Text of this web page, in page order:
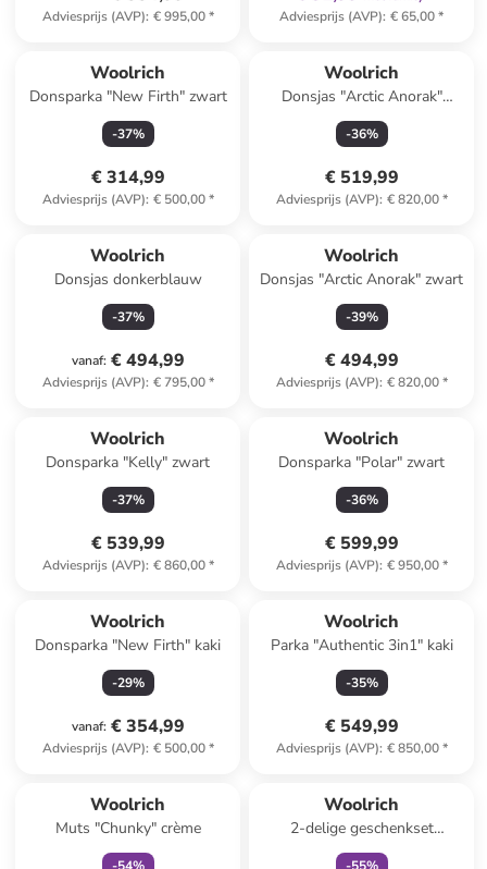
Adviesprijs (AVP): € 995,00*
Adviesprijs (AVP): € 65,00*
Woolrich
Donsparka "New Firth" zwart
-37%
€ 314,99
Adviesprijs (AVP): € 500,00*
Woolrich
Donsjas "Arctic Anorak"
donkerblauw
-36%
€ 519,99
Adviesprijs (AVP): € 820,00*
Woolrich
Donsjas donkerblauw
-37%
vanaf: € 494,99
Adviesprijs (AVP): € 795,00*
Woolrich
Donsjas "Arctic Anorak" zwart
-39%
€ 494,99
Adviesprijs (AVP): € 820,00*
Woolrich
Donsparka "Kelly" zwart
-37%
€ 539,99
Adviesprijs (AVP): € 860,00*
Woolrich
Donsparka "Polar" zwart
-36%
€ 599,99
Adviesprijs (AVP): € 950,00*
Woolrich
Donsparka "New Firth" kaki
-29%
vanaf: € 354,99
Adviesprijs (AVP): € 500,00*
Woolrich
Parka "Authentic 3in1" kaki
-35%
€ 549,99
Adviesprijs (AVP): € 850,00*
Woolrich
Muts "Chunky" crème
Woolrich
2-delige geschenkset
donkerblauw